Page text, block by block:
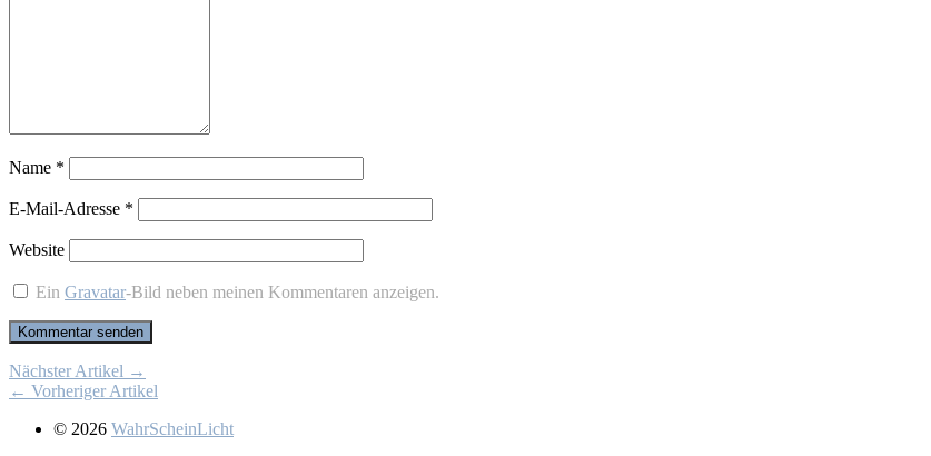
Name *
E-Mail-Adresse *
Website
EinGravatar-Bild neben meinen Kommentaren anzeigen.
Nächster Artikel →
← Vorheriger Artikel
© 2026 WahrScheinLicht